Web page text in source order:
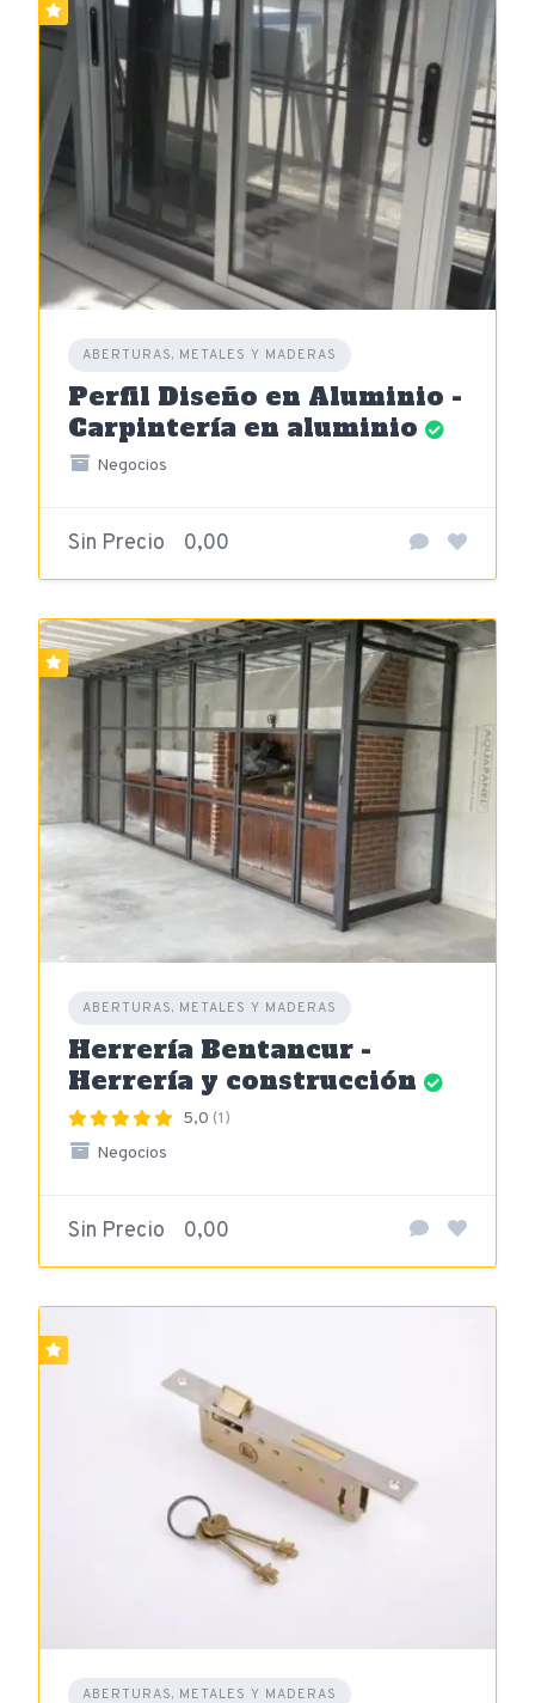
ABERTURAS, METALES Y MADERAS
Perfil Diseño en Aluminio -
Carpintería en aluminio
Negocios
Sin Precio 0,00
ABERTURAS, METALES Y MADERAS
Herrería Bentancur -
Herrería y construcción
5,0 (1)
Negocios
Sin Precio 0,00
ABERTURAS, METALES Y MADERAS